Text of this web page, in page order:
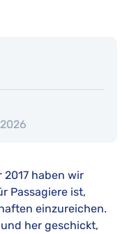
haben wir
Passagiere ist,
einzureichen.
her geschickt,